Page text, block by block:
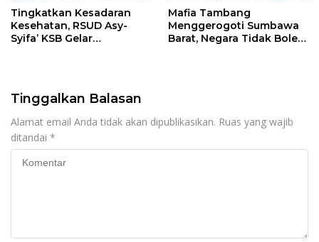
Tingkatkan Kesadaran
Kesehatan, RSUD Asy-
Syifa’ KSB Gelar
Mafia Tambang
Menggerogoti Sumbawa
Barat, Negara Tidak Boleh
Tinggalkan Balasan
Alamat email Anda tidak akan dipublikasikan. Ruas yang wajib
ditandai *